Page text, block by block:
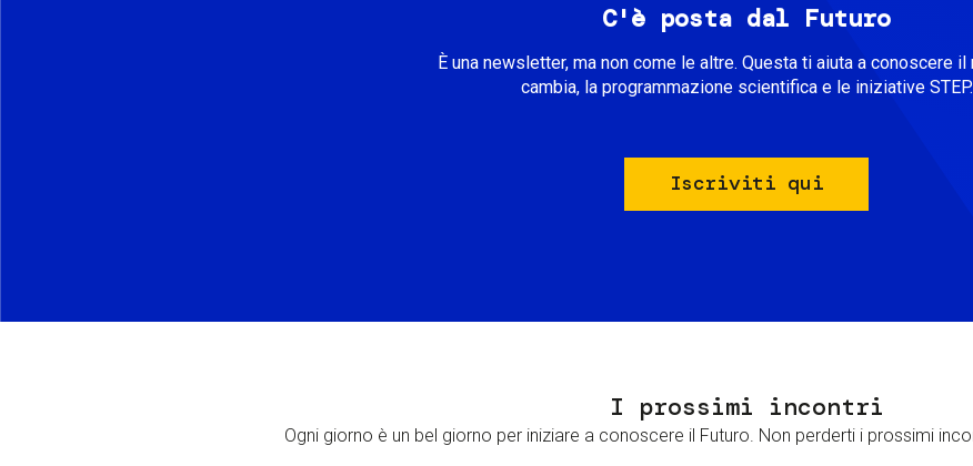
C'è posta dal Futuro
È una newsletter, ma non come le altre. Questa ti aiuta a conoscere il
cambia, la programmazione scientifica e le iniziative STEP.
Iscriviti qui
I prossimi incontri
Ogni giorno è un bel giorno per iniziare a conoscere il Futuro. Non perderti i prossimi